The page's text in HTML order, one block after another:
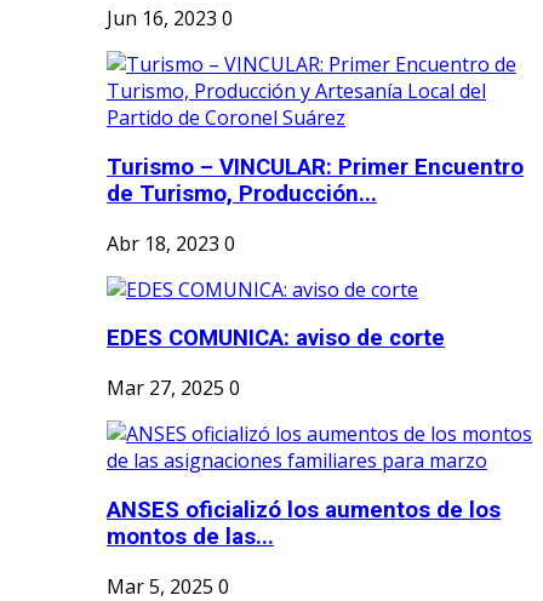
Jun 16, 2023 0
Turismo – VINCULAR: Primer Encuentro
de Turismo, Producción...
Abr 18, 2023 0
EDES COMUNICA: aviso de corte
Mar 27, 2025 0
ANSES oficializó los aumentos de los
montos de las...
Mar 5, 2025 0